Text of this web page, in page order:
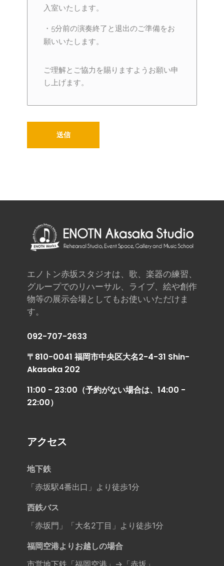
入室いたします。
・5分前の演奏終了と退出のご準備をお
願いいたします。
ご理解とご協力を賜りますようお願い申
し上げます。
エノトン赤坂スタジオは、歌、楽器の練習、
グループでのリハーサル、ライブ、絵や創作
物等の展示会場としてもお使いいただけま
す。
092-707-2633
〒810-0041 福岡市中央区大名2-4-31 Shin-
Akasaka 202
11:00 - 23:00（予約がない場合は、14:00 -
22:00）
アクセス
地下鉄
「赤坂駅4番出口」より徒歩1分
西鉄バス
「赤坂門」「大名2丁目」より徒歩1分
福岡空港よりお越しの場合